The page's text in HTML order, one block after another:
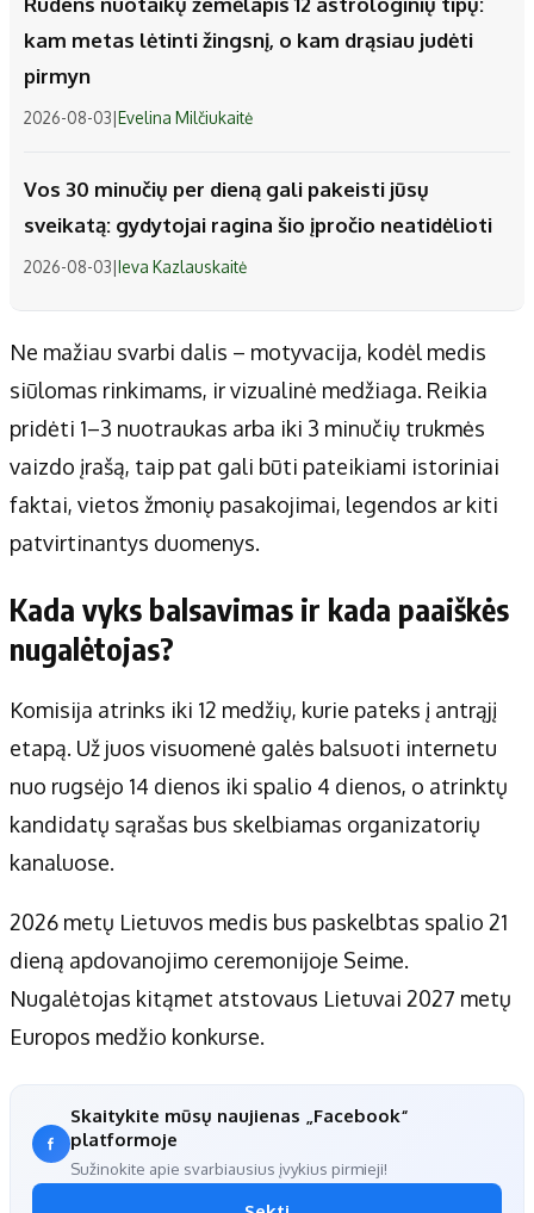
kam metas lėtinti žingsnį, o kam drąsiau judėti
pirmyn
2026-08-03|Evelina Milčiukaitė
Vos 30 minučių per dieną gali pakeisti jūsų
sveikatą: gydytojai ragina šio įpročio neatidėlioti
2026-08-03|Ieva Kazlauskaitė
Ne mažiau svarbi dalis – motyvacija, kodėl medis
siūlomas rinkimams, ir vizualinė medžiaga. Reikia
pridėti 1–3 nuotraukas arba iki 3 minučių trukmės
vaizdo įrašą, taip pat gali būti pateikiami istoriniai
faktai, vietos žmonių pasakojimai, legendos ar kiti
patvirtinantys duomenys.
Kada vyks balsavimas ir kada paaiškės
nugalėtojas?
Komisija atrinks iki 12 medžių, kurie pateks į antrąjį
etapą. Už juos visuomenė galės balsuoti internetu
nuo rugsėjo 14 dienos iki spalio 4 dienos, o atrinktų
kandidatų sąrašas bus skelbiamas organizatorių
kanaluose.
2026 metų Lietuvos medis bus paskelbtas spalio 21
dieną apdovanojimo ceremonijoje Seime.
Nugalėtojas kitąmet atstovaus Lietuvai 2027 metų
Europos medžio konkurse.
Skaitykite mūsų naujienas „Facebook“
platformoje
Sužinokite apie svarbiausius įvykius pirmieji!